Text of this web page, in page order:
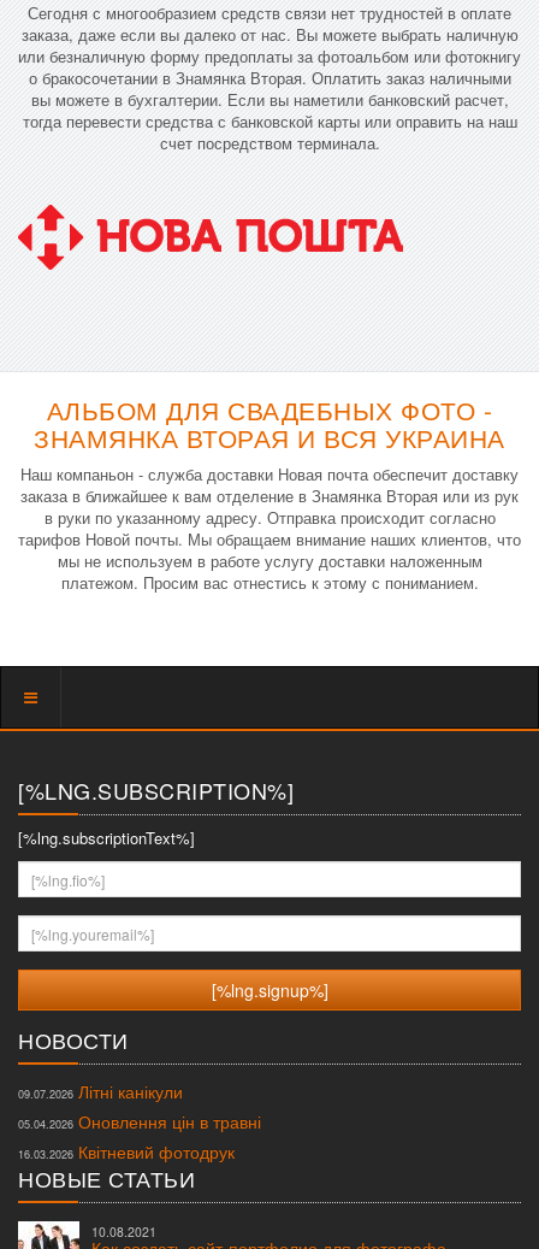
Сегодня с многообразием средств связи нет трудностей в оплате
заказа, даже если вы далеко от нас. Вы можете выбрать наличную
или безналичную форму предоплаты за фотоальбом или фотокнигу
о бракосочетании в Знамянка Вторая. Оплатить заказ наличными
вы можете в бухгалтерии. Если вы наметили банковский расчет,
тогда перевести средства с банковской карты или оправить на наш
счет посредством терминала.
АЛЬБОМ ДЛЯ СВАДЕБНЫХ ФОТО -
ЗНАМЯНКА ВТОРАЯ И ВСЯ УКРАИНА
Наш компаньон - служба доставки Новая почта обеспечит доставку
заказа в ближайшее к вам отделение в Знамянка Вторая или из рук
в руки по указанному адресу. Отправка происходит согласно
тарифов Новой почты. Мы обращаем внимание наших клиентов, что
мы не используем в работе услугу доставки наложенным
платежом. Просим вас отнестись к этому с пониманием.
Показать
[%LNG.SUBSCRIPTION%]
[%lng.subscriptionText%]
[%lng.fio%]
[%lng.youremail%]
НОВОСТИ
09.07.2026 Літні канікули
05.04.2026 Оновлення цін в травні
16.03.2026 Квітневий фотодрук
НОВЫЕ СТАТЬИ
10.08.2021